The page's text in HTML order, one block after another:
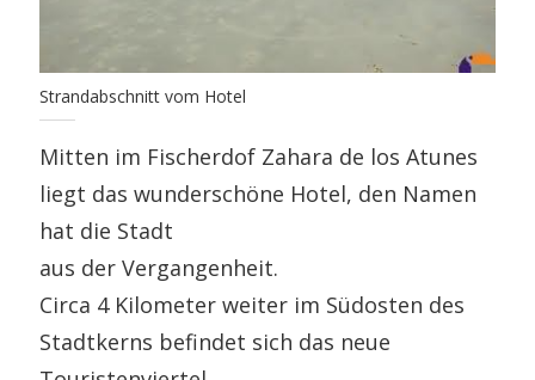
Strandabschnitt vom Hotel
Mitten im Fischerdof Zahara de los Atunes
liegt das wunderschöne Hotel, den Namen
hat die Stadt
aus der Vergangenheit.
Circa 4 Kilometer weiter im Südosten des
Stadtkerns befindet sich das neue